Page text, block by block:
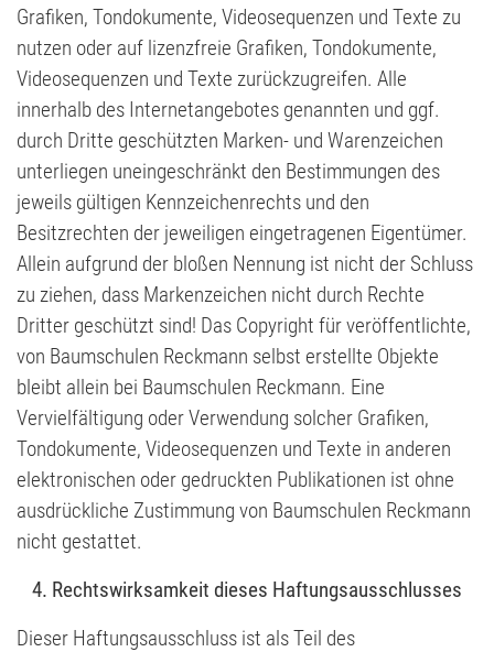
Grafiken, Tondokumente, Videosequenzen und Texte zu
nutzen oder auf lizenzfreie Grafiken, Tondokumente,
Videosequenzen und Texte zurückzugreifen. Alle
innerhalb des Internetangebotes genannten und ggf.
durch Dritte geschützten Marken- und Warenzeichen
unterliegen uneingeschränkt den Bestimmungen des
jeweils gültigen Kennzeichenrechts und den
Besitzrechten der jeweiligen eingetragenen Eigentümer.
Allein aufgrund der bloßen Nennung ist nicht der Schluss
zu ziehen, dass Markenzeichen nicht durch Rechte
Dritter geschützt sind! Das Copyright für veröffentlichte,
von Baumschulen Reckmann selbst erstellte Objekte
bleibt allein bei Baumschulen Reckmann. Eine
Vervielfältigung oder Verwendung solcher Grafiken,
Tondokumente, Videosequenzen und Texte in anderen
elektronischen oder gedruckten Publikationen ist ohne
ausdrückliche Zustimmung von Baumschulen Reckmann
nicht gestattet.
4. Rechtswirksamkeit dieses Haftungsausschlusses
Dieser Haftungsausschluss ist als Teil des